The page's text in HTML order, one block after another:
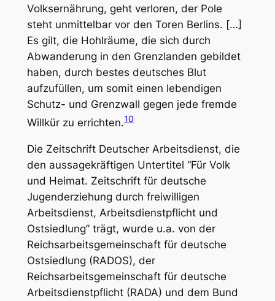
Volksernährung, geht verloren, der Pole
steht unmittelbar vor den Toren Berlins. […]
Es gilt, die Hohlräume, die sich durch
Abwanderung in den Grenzlanden gebildet
haben, durch bestes deutsches Blut
aufzufüllen, um somit einen lebendigen
Schutz- und Grenzwall gegen jede fremde
Willkür zu errichten.10
Die Zeitschrift Deutscher Arbeitsdienst, die
den aussagekräftigen Untertitel “Für Volk
und Heimat. Zeitschrift für deutsche
Jugenderziehung durch freiwilligen
Arbeitsdienst, Arbeitsdienstpflicht und
Ostsiedlung” trägt, wurde u.a. von der
Reichsarbeitsgemeinschaft für deutsche
Ostsiedlung (RADOS), der
Reichsarbeitsgemeinschaft für deutsche
Arbeitsdienstpflicht (RADA) und dem Bund